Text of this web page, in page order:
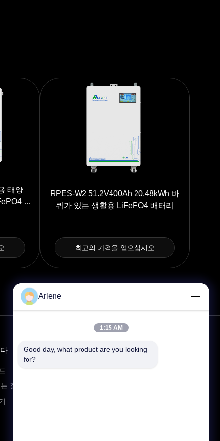
태양
에
RPES-W2 51.2V400Ah 20.48kWh 바
퀴가 있는 생활용 LiFePO4 배터리
최고의 가격을 얻으십시오
질문
연락하다
Arlene
1:15 AM
Good day, what product are you looking
for?